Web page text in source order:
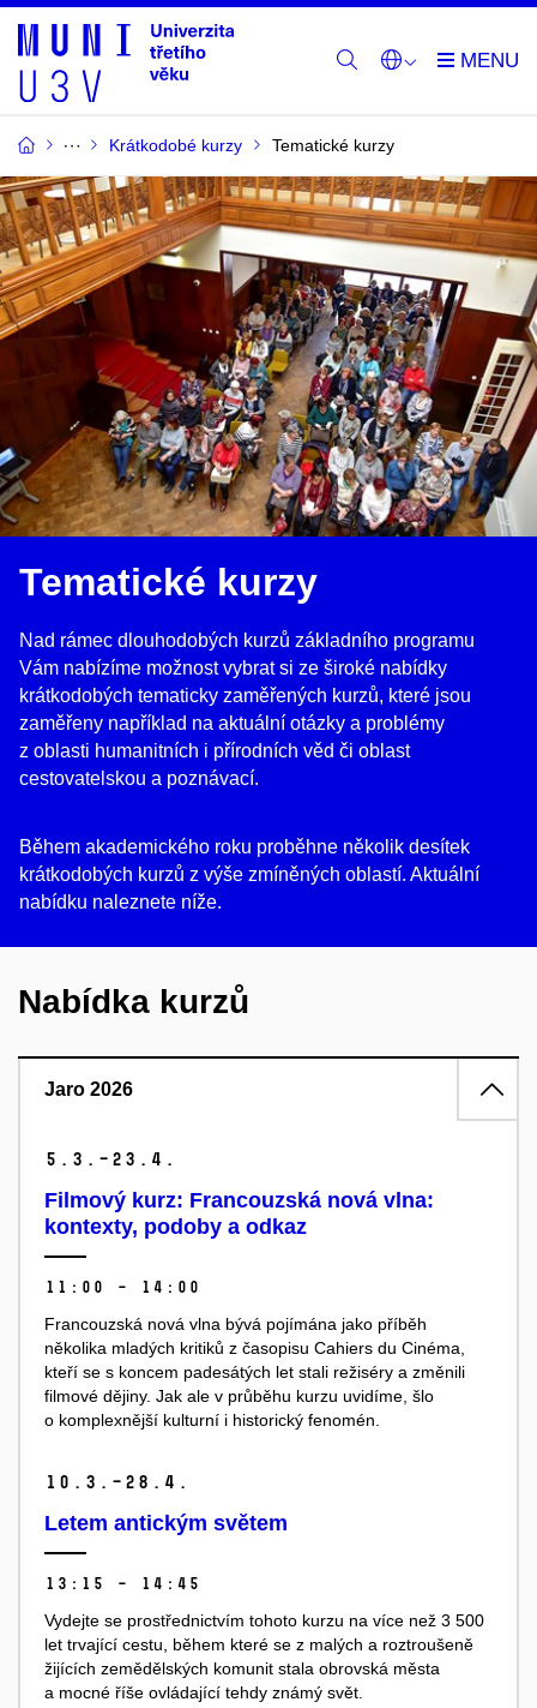
Krátkodobé kurzy Tematické kurzy
Tematické kurzy
Nad rámec dlouhodobých kurzů základního programu
Vám nabízíme možnost vybrat si ze široké nabídky
krátkodobých tematicky zaměřených kurzů, které jsou
zaměřeny například na aktuální otázky a problémy
z oblasti humanitních i přírodních věd či oblast
cestovatelskou a poznávací.
Během akademického roku proběhne několik desítek
krátkodobých kurzů z výše zmíněných oblastí. Aktuální
nabídku naleznete níže.
Nabídka kurzů
Jaro 2026
5. 3.–23. 4.
Filmový kurz: Francouzská nová vlna:
kontexty, podoby a odkaz
11:00 – 14:00
Francouzská nová vlna bývá pojímána jako příběh
několika mladých kritiků z časopisu Cahiers du Cinéma,
kteří se s koncem padesátých let stali režiséry a změnili
filmové dějiny. Jak ale v průběhu kurzu uvidíme, šlo
o komplexnější kulturní i historický fenomén.
10. 3.–28. 4.
Letem antickým světem
13:15 – 14:45
Vydejte se prostřednictvím tohoto kurzu na více než 3 500
let trvající cestu, během které se z malých a roztroušeně
žijících zemědělských komunit stala obrovská města
a mocné říše ovládající tehdy známý svět.